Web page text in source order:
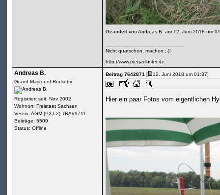
Geändert von Andreas B. am 12. Juni 2018 um
Nicht quatschen, machen ;-)!
http://www.megacluster.de
Andreas B.
Grand Master of Rocketry
Registriert seit: Nov 2002
Wohnort: Freistaat Sachsen
Verein: AGM (P2,L2) TRA#9711
Beiträge: 5509
Status: Offline
Beitrag 7642871[ 12. Juni 2018 um 01:37]
Hier ein paar Fotos vom eigentlichen